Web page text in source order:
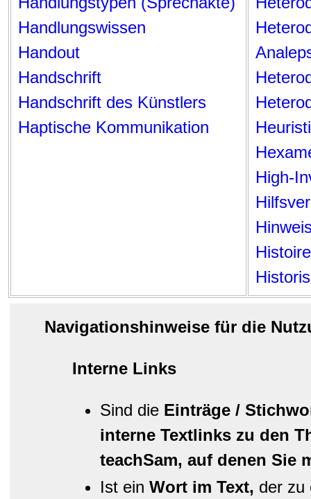
Handlungswissen
Handout
Handschrift
Handschrift des Künstlers
Haptische Kommunikation
High-
Histoire
Navigationshinweise für die
Interne Links
Sind die Einträge /
interne Textlinks zu den
teachSam, auf denen Sie
Ist ein Wort im Text, der zu